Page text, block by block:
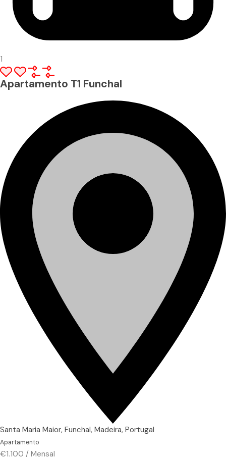
1
Apartamento T1 Funchal
Santa Maria Maior, Funchal, Madeira, Portugal
Apartamento
€1.100 / Mensal